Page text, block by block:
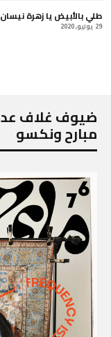
طلي بالأبيض يا زهرة نيسان
29 يوليو, 2020
مبارح ونكسو